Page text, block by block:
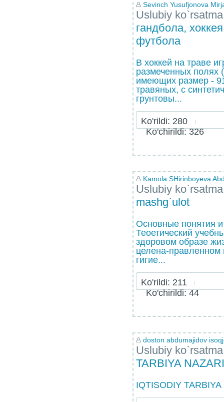
Sevinch Yusufjonova
Uslubiy ko`rsatma
гандбола,
футбола
В хоккей на траве
размеченных
имеющих размер -
травяных, с
грунтовы...
Ko'rildi: 280
Ko'chirildi: 326
Kamola SHirinboyeva
Uslubiy ko`rsatma
mashg`ulot
Основные понятия
Теоетический
здоровом образе
целена-
гигие...
Ko'rildi: 211
Ko'chirildi: 44
doston abdumajidov
Uslubiy ko`rsatma
TARBIYA
IQTISODIY